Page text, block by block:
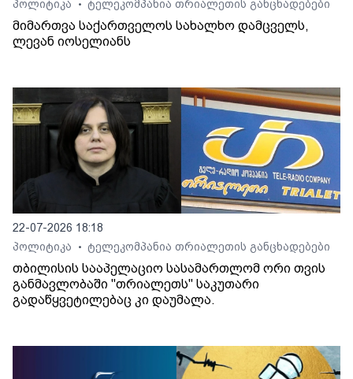
პოლიტიკა • ტელეკომპანია თრიალეთის განცხადებები
მიმართვა საქართველოს სახალხო დამცველს,
ლევან იოსელიანს
22-07-2026 18:18
პოლიტიკა
• ტელეკომპანია თრიალეთის განცხადებები
თბილისის სააპელაციო სასამართლომ ორი თვის
განმავლობაში "თრიალეთს" საკუთარი
გადაწყვეტილებაც კი დაუმალა.